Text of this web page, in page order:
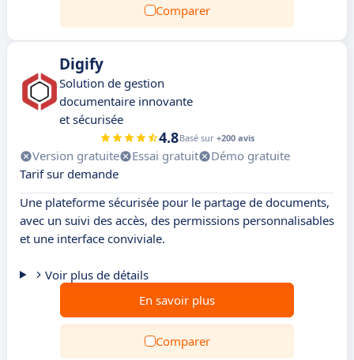
Comparer
Digify
Solution de gestion
documentaire innovante
et sécurisée
4.8Basé sur +200 avis
Version gratuite Essai gratuit
Démo gratuite
Tarif sur demande
Une plateforme sécurisée pour le partage de documents,
avec un suivi des accès, des permissions personnalisables
et une interface conviviale.
Voir plus de détails
En savoir plus
Comparer